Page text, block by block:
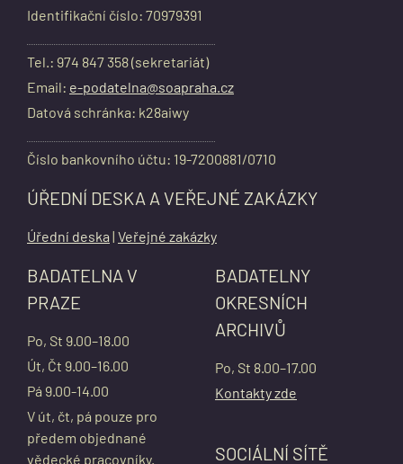
Identifikační číslo: 70979391
Tel.: 974 847 358 (sekretariát)
Email: e-podatelna@soapraha.cz
Datová schránka: k28aiwy
Číslo bankovního účtu: 19-7200881/0710
ÚŘEDNÍ DESKA A VEŘEJNÉ ZAKÁZKY
Úřední deska | Veřejné zakázky
BADATELNA V
PRAZE
Po, St 9.00–18.00
Út, Čt 9.00–16.00
Pá 9.00-14.00
V út, čt, pá pouze pro
předem objednané
vědecké pracovníky.
BADATELNY
OKRESNÍCH
ARCHIVŮ
Po, St 8.00–17.00
Kontakty zde
SOCIÁLNÍ SÍTĚ